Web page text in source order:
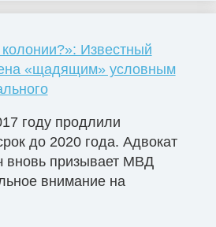
Известный
«щадящим» условным
году продлили
до 2020 года. Адвокат
вновь призывает МВД
внимание на